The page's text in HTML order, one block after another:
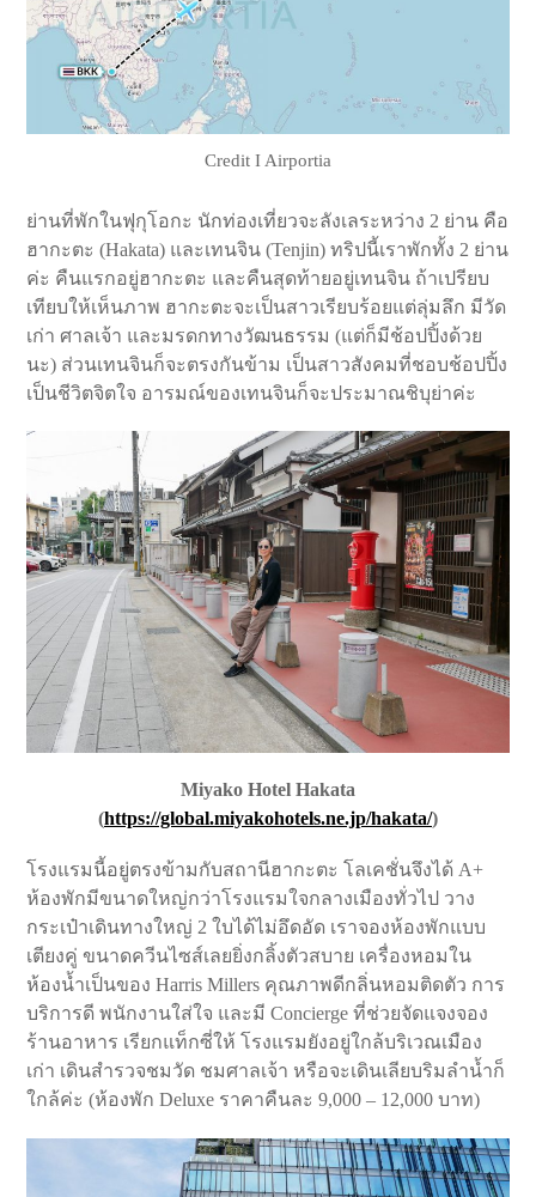
Credit I Airportia
ย่านที่พักในฟุกุโอกะ นักท่องเที่ยวจะลังเลระหว่าง 2 ย่าน คือ
ฮากะตะ (Hakata) และเทนจิน (Tenjin) ทริปนี้เราพักทั้ง 2 ย่าน
ค่ะ คืนแรกอยู่ฮากะตะ และคืนสุดท้ายอยู่เทนจิน ถ้าเปรียบ
เทียบให้เห็นภาพ ฮากะตะจะเป็นสาวเรียบร้อยแต่ลุ่มลึก มีวัด
เก่า ศาลเจ้า และมรดกทางวัฒนธรรม (แต่ก็มีช้อปปิ้งด้วย
นะ) ส่วนเทนจินก็จะตรงกันข้าม เป็นสาวสังคมที่ชอบช้อปปิ้ง
เป็นชีวิตจิตใจ อารมณ์ของเทนจินก็จะประมาณชิบุย่าค่ะ
Miyako Hotel Hakata
(https://global.miyakohotels.ne.jp/hakata/)
โรงแรมนี้อยู่ตรงข้ามกับสถานีฮากะตะ โลเคชั่นจึงได้ A+
ห้องพักมีขนาดใหญ่กว่าโรงแรมใจกลางเมืองทั่วไป วาง
กระเป๋าเดินทางใหญ่ 2 ใบได้ไม่อึดอัด เราจองห้องพักแบบ
เตียงคู่ ขนาดควีนไซส์เลยยิ่งกลิ้งตัวสบาย เครื่องหอมใน
ห้องน้ำเป็นของ Harris Millers คุณภาพดีกลิ่นหอมติดตัว การ
บริการดี พนักงานใส่ใจ และมี Concierge ที่ช่วยจัดแจงจอง
ร้านอาหาร เรียกแท็กซี่ให้ โรงแรมยังอยู่ใกล้บริเวณเมือง
เก่า เดินสำรวจชมวัด ชมศาลเจ้า หรือจะเดินเลียบริมลำน้ำก็
ใกล้ค่ะ (ห้องพัก Deluxe ราคาคืนละ 9,000 – 12,000 บาท)